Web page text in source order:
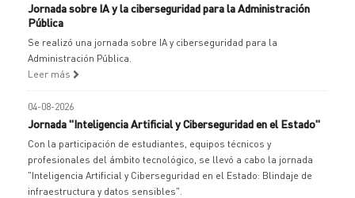
Jornada sobre IA y la ciberseguridad para la Administración
Pública
Se realizó una jornada sobre IA y ciberseguridad para la
Administración Pública.
Leer más
04-08-2026
Jornada "Inteligencia Artificial y Ciberseguridad en el Estado"
Con la participación de estudiantes, equipos técnicos y
profesionales del ámbito tecnológico, se llevó a cabo la jornada
"Inteligencia Artificial y Ciberseguridad en el Estado: Blindaje de
infraestructura y datos sensibles".